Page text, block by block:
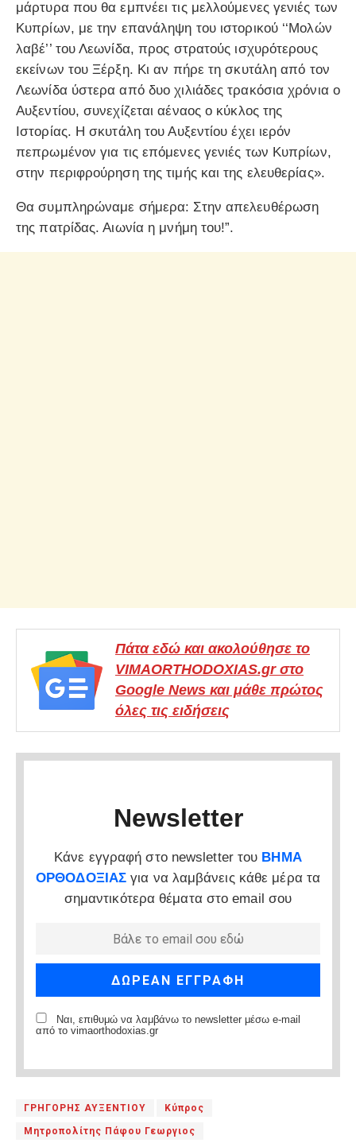
μάρτυρα που θα εμπνέει τις μελλούμενες γενιές των
Κυπρίων, με την επανάληψη του ιστορικού ‘‘Μολών
λαβέ’’ του Λεωνίδα, προς στρατούς ισχυρότερους
εκείνων του Ξέρξη. Κι αν πήρε τη σκυτάλη από τον
Λεωνίδα ύστερα από δυο χιλιάδες τρακόσια χρόνια ο
Αυξεντίου, συνεχίζεται αέναος ο κύκλος της
Ιστορίας. Η σκυτάλη του Αυξεντίου έχει ιερόν
πεπρωμένον για τις επόμενες γενιές των Κυπρίων,
στην περιφρούρηση της τιμής και της ελευθερίας».
Θα συμπληρώναμε σήμερα: Στην απελευθέρωση
της πατρίδας. Αιωνία η μνήμη του!”.
Πάτα εδώ και ακολούθησε το
VIMAORTHODOXIAS.gr στο
Google News και μάθε πρώτος
όλες τις ειδήσεις
Newsletter
Κάνε εγγραφή στο newsletter του ΒΗΜΑ
ΟΡΘΟΔΟΞΙΑΣ για να λαμβάνεις κάθε μέρα τα
σημαντικότερα θέματα στο email σου
Ναι, επιθυμώ να λαμβάνω το newsletter μέσω e-mail
από το vimaorthodoxias.gr
ΓΡΗΓΟΡΗΣ ΑΥΞΕΝΤΙΟΥ Κύπρος
Μητροπολίτης Πάφου Γεωργιος